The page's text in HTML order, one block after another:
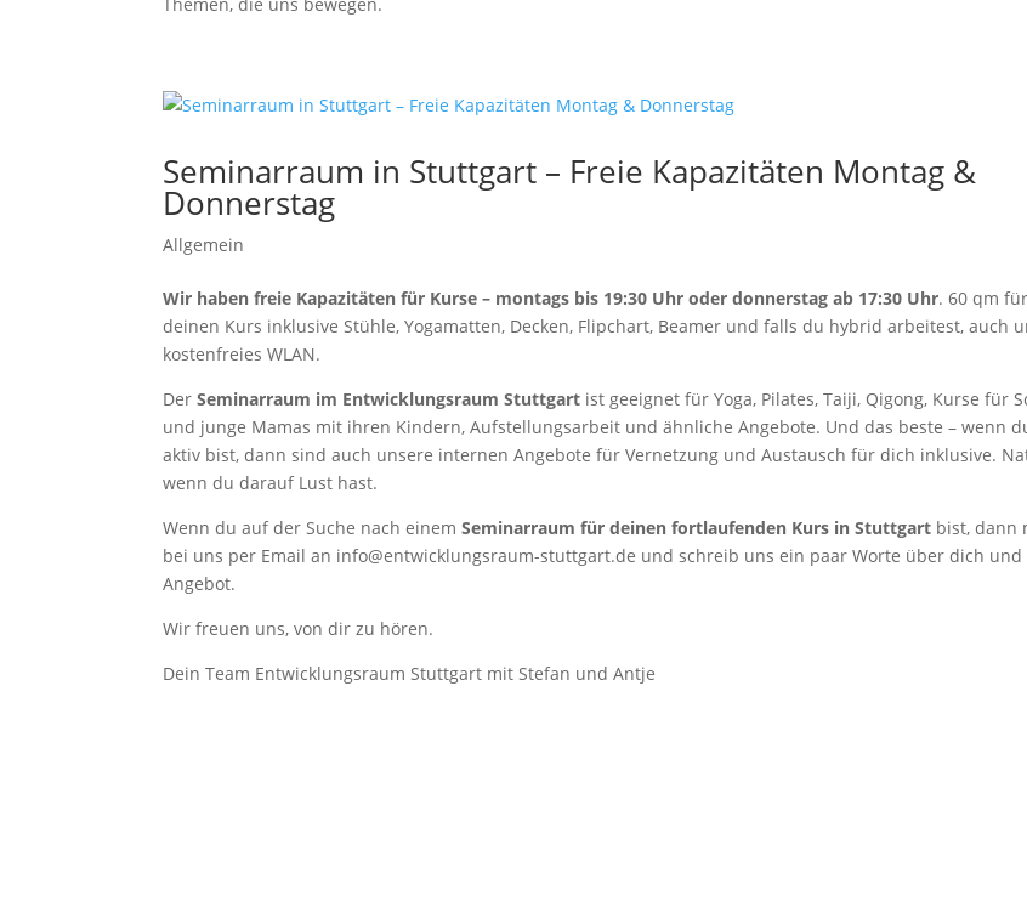
Seminarraum in Stuttgart – Freie Kapazitäten Montag &
Donnerstag
Allgemein
Wir haben freie Kapazitäten für Kurse – montags bis 19:30 Uhr oder donnerstag ab 17:30 Uhr. 60 qm
deinen Kurs inklusive Stühle, Yogamatten, Decken, Flipchart, Beamer und falls du hybrid arbeitest, auch
kostenfreies WLAN.
DerSeminarraum im Entwicklungsraum Stuttgart ist geeignet für Yoga, Pilates, Taiji, Qigong, Kurse für
und junge Mamas mit ihren Kindern, Aufstellungsarbeit und ähnliche Angebote. Und das beste – wenn
aktiv bist, dann sind auch unsere internen Angebote für Vernetzung und Austausch für dich inklusive.
wenn du darauf Lust hast.
Wenn du auf der Suche nach einemSeminarraum für deinen fortlaufenden Kurs in Stuttgart bist, dann
bei uns per Email an info@entwicklungsraum-stuttgart.de und schreib uns ein paar Worte über dich und
Angebot.
Wir freuen uns, von dir zu hören.
Dein Team Entwicklungsraum Stuttgart mit Stefan und Antje